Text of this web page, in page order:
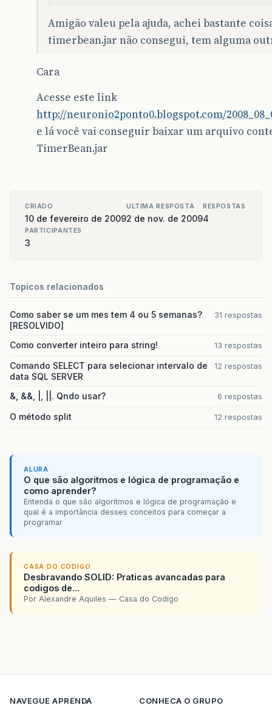
Amigão valeu pela ajuda, achei bastante
timerbean.jar não consegui, tem alguma
Cara
Acesse este link
http://neuronio2ponto0.blogspot.com/
e lá você vai conseguir baixar um arquivo
TimerBean.jar
CRIADO
10 de fevereiro de 2009
ULTIMA RESPOSTA
2 de nov. de 2009
RESPOSTAS
4
PARTICIPANTES
3
Topicos relacionados
Como saber se um mes tem 4 ou 5 semanas?
[RESOLVIDO]
31 respostas
Como converter inteiro para string! 13 respostas
Comando SELECT para selecionar intervalo de
data SQL SERVER
12 respostas
&, &&, |, ||. Qndo usar? 6 respostas
O método split 12 respostas
ALURA
O que são algoritmos e lógica de programação e
como aprender?
Entenda o que são algoritmos e lógica de programação e
qual é a importância desses conceitos para começar a
programar
CASA DO CODIGO
Desbravando SOLID: Praticas avancadas para
codigos de...
Por Alexandre Aquiles — Casa do Codigo
NAVEGUE APRENDA
CONHECA O GRUPO